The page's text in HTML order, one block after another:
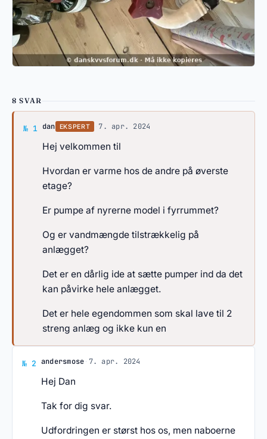
8 SVAR
№ 1 Svar af dan
dan EKSPERT 7. apr. 2024
Hej velkommen til
Hvordan er varme hos de andre på øverste
etage?
Er pumpe af nyrerne model i fyrrummet?
Og er vandmængde tilstrækkelig på
anlægget?
Det er en dårlig ide at sætte pumper ind da det
kan påvirke hele anlægget.
Det er hele egendommen som skal lave til 2
streng anlæg og ikke kun en
№ 2 Svar af andersmose
andersmose· 7. apr. 2024
Hej Dan
Tak for dig svar.
Udfordringen er størst hos os, men naboerne